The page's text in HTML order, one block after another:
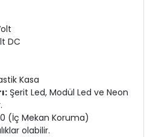
DC
Kasa
Şerit Led, Modül Led ve Neon
(İç Mekan Koruma)
olabilir.